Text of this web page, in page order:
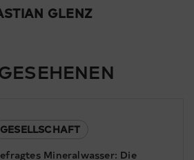
GLENZ
GESELLSCHAFT
Mineralwasser: Die